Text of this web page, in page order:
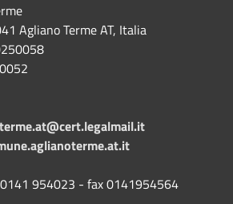
Agliano Terme AT, Italia
954023 - fax 0141954564